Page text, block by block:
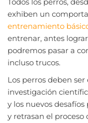
exhiben un
entrenamiento
entrenar, antes
podremos pasar a
incluso trucos.
Los perros deben
investigación
y los nuevos
y retrasan el proceso